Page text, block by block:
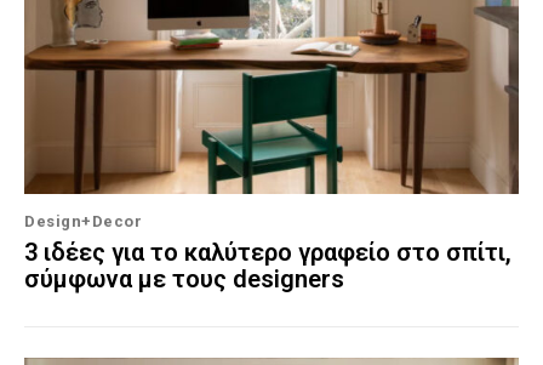
Design+Decor
3 ιδέες για το καλύτερο γραφείο στο σπίτι,
σύμφωνα με τους designers